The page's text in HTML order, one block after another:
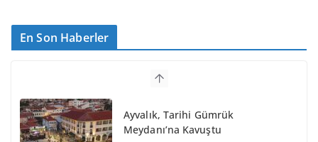
En Son Haberler
Ayvalık, Tarihi Gümrük
Meydanı’na Kavuştu